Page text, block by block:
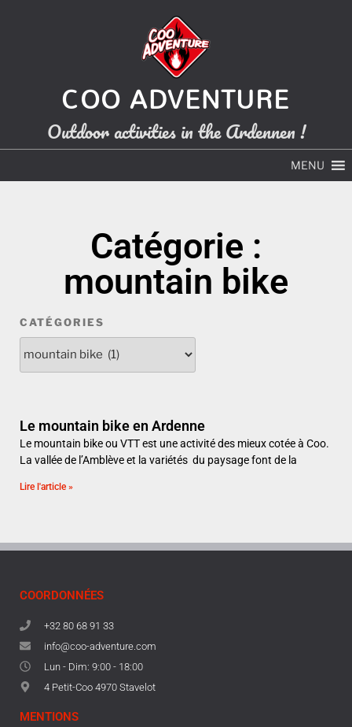
COO ADVENTURE
Outdoor activities in the Ardennen !
MENU
Catégorie :
mountain bike
CATÉGORIES
Le mountain bike en Ardenne
Le mountain bike ou VTT est une activité des mieux cotée à Coo.
La vallée de l’Amblève et la variétés du paysage font de la
Lire l'article »
COORDONNÉES
+32 80 68 91 33
info@coo-adventure.com
Lun - Dim: 9:00 - 18:00
4 Petit-Coo 4970 Stavelot
MENTIONS